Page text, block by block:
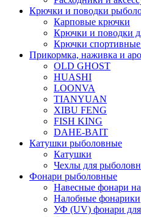
Крючки и поводки
Карповые крючки
Крючки и поводки
Крючки спортивные
Прикормка, наживка и
OLD GHOST
HUASHI
LOONVA
TIANYUAN
XIBU FENG
FISH KING
DAHE-BAIT
Катушки рыболовные
Катушки
Чехлы для
Фонари рыболовные
Навесные фонари
Налобные фонарики
УФ (UV) фонари